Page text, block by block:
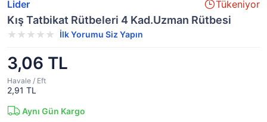
Lider Tükeniyor
Kış Tatbikat Rütbeleri 4 Kad.Uzman Rütbesi
İlk Yorumu Siz Yapın
3,06 TL
Havale / Eft
2,91 TL
Aynı Gün Kargo